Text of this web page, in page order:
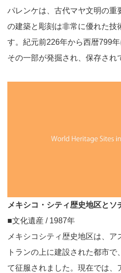
パレンケは、古代マヤ文明の重
の建築と彫刻は非常に優れた技
す。紀元前226年から西暦799
その一部が発掘され、保存され
メキシコ・シティ歴史地区とソ
■文化遺産 / 1987年
メキシコシティ歴史地区は、ア
トランの上に建設された都市
て征服されました。現在では、